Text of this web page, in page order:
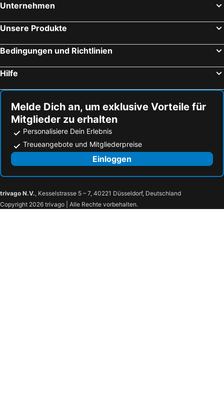
Unternehmen
Unsere Produkte
Bedingungen und Richtlinien
Hilfe
Melde Dich an, um exklusive Vorteile für
Mitglieder zu erhalten
Personalisiere Dein Erlebnis
Treueangebote und Mitgliederpreise
Einloggen
trivago N.V., Kesselstrasse 5 – 7, 40221 Düsseldorf, Deutschland
Copyright 2026 trivago | Alle Rechte vorbehalten.